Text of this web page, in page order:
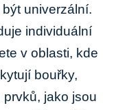
univerzální.
individuální
v oblasti, kde
bouřky,
jako jsou